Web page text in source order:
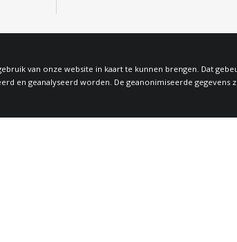
van onze website in kaart te kunnen brengen. Dat
en geanalyseerd worden. De geanonimiseerde